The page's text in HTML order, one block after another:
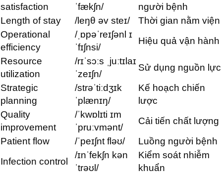
satisfaction
ˈfækʃn/
người bệnh
Length of stay
/leŋθ əv steɪ/
Thời gian nằm viện
Operational
efficiency
/ˌɒpəˈreɪʃənl ɪ
ˈfɪʃnsi/
Hiệu quả vận hành
Resource
utilization
/rɪˈsɔːs ˌjuːtɪlaɪ
ˈzeɪʃn/
Sử dụng nguồn lực
Strategic
planning
/strəˈtiːdʒɪk
ˈplænɪŋ/
Kế hoạch chiến
lược
Quality
improvement
/ˈkwɒlɪti ɪm
ˈpruːvmənt/
Cải tiến chất lượng
Patient flow
/ˈpeɪʃnt fləʊ/
Luồng người bệnh
Infection control
/ɪnˈfekʃn kən
ˈtrəʊl/
Kiểm soát nhiễm
khuẩn